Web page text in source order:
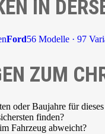
IN
Ford56 Modelle · 97
ZUM
oder Baujahre für
finden?
Fahrzeug abweicht?